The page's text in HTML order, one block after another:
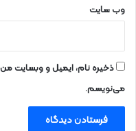
وب‌ سایت
ذخیره نام، ایمیل و وبسایت من
می‌نویسم.